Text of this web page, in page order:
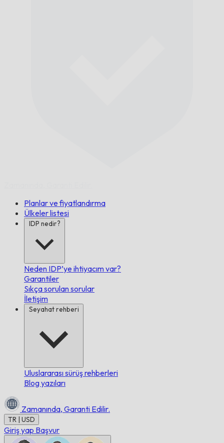
Planlar ve fiyatlandırma
Ülkeler listesi
IDP nedir?
Neden IDP’ye ihtiyacım var?
Garantiler
Sıkça sorulan sorular
İletişim
Seyahat rehberi
Uluslararası sürüş rehberleri
Blog yazıları
Zamanında, Garanti Edilir.
TR | USD
Giriş yap Başvur